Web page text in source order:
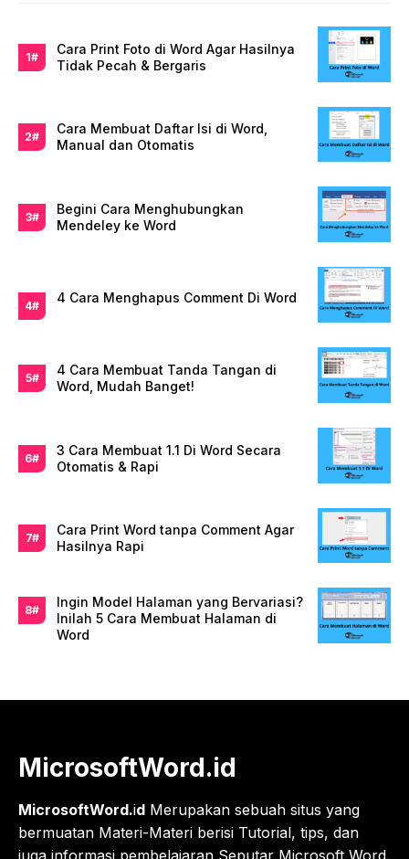
Cara Print Foto di Word Agar Hasilnya
Tidak Pecah & Bergaris
Cara Membuat Daftar Isi di Word,
Manual dan Otomatis
Begini Cara Menghubungkan
Mendeley ke Word
4 Cara Menghapus Comment Di Word
4 Cara Membuat Tanda Tangan di
Word, Mudah Banget!
3 Cara Membuat 1.1 Di Word Secara
Otomatis & Rapi
Cara Print Word tanpa Comment Agar
Hasilnya Rapi
Ingin Model Halaman yang Bervariasi?
Inilah 5 Cara Membuat Halaman di
Word
MicrosoftWord.id
MicrosoftWord.id Merupakan sebuah situs yang
bermuatan Materi-Materi berisi Tutorial, tips, dan